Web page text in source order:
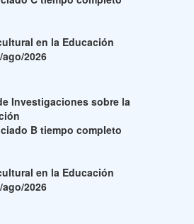
en la Educación
ago/2026
Investigaciones sobre la
B tiempo completo
en la Educación
ago/2026